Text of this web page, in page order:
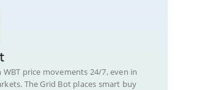
WBT price movements 24/7, even in
The Grid Bot places smart buy